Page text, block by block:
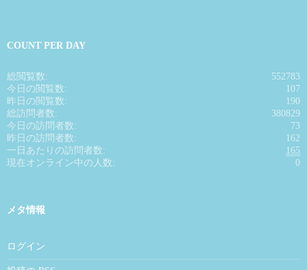
COUNT PER DAY
552783
総閲覧数:
107
今日の閲覧数:
190
昨日の閲覧数:
380829
総訪問者数:
73
今日の訪問者数:
162
昨日の訪問者数:
165
一日あたりの訪問者数:
0
現在オンライン中の人数:
メタ情報
ログイン